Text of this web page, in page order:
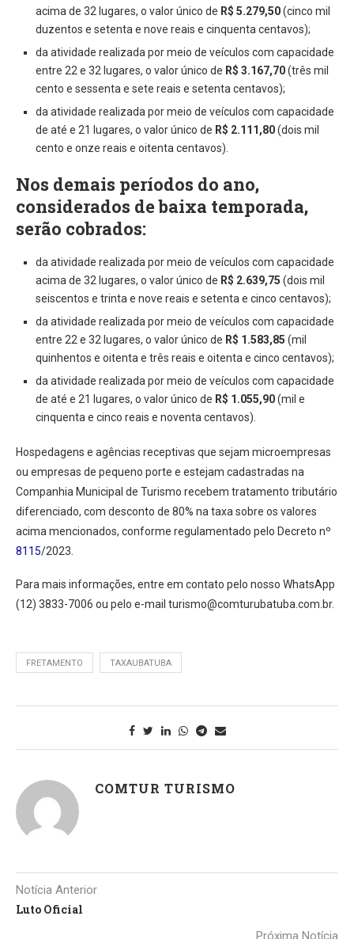
acima de 32 lugares, o valor único de R$ 5.279,50(cinco mil
duzentos e setenta e nove reais e cinquenta centavos);
da atividade realizada por meio de veículos com capacidade
entre 22 e 32 lugares, o valor único de R$ 3.167,70(três mil
cento e sessenta e sete reais e setenta centavos);
da atividade realizada por meio de veículos com capacidade
de até e 21 lugares, o valor único de R$ 2.111,80(dois mil
cento e onze reais e oitenta centavos).
Nos demais períodos do ano,
considerados de baixa temporada,
serão cobrados:
da atividade realizada por meio de veículos com capacidade
acima de 32 lugares, o valor único de R$ 2.639,75 (dois mil
seiscentos e trinta e nove reais e setenta e cinco centavos);
da atividade realizada por meio de veículos com capacidade
entre 22 e 32 lugares, o valor único de R$ 1.583,85 (mil
quinhentos e oitenta e três reais e oitenta e cinco centavos);
da atividade realizada por meio de veículos com capacidade
de até e 21 lugares, o valor único de R$ 1.055,90(mil e
cinquenta e cinco reais e noventa centavos).
Hospedagens e agências receptivas que sejam microempresas
ou empresas de pequeno porte e estejam cadastradas na
Companhia Municipal de Turismo recebem tratamento tributário
diferenciado, com desconto de 80% na taxa sobre os valores
acima mencionados, conforme regulamentado pelo Decreto nº
8115/2023.
Para mais informações, entre em contato pelo nosso WhatsApp
(12) 3833-7006 ou pelo e-mail turismo@comturubatuba.com.br.
FRETAMENTO TAXAUBATUBA
COMTUR TURISMO
Notícia Anterior
Luto Oficial
Próxima Notícia